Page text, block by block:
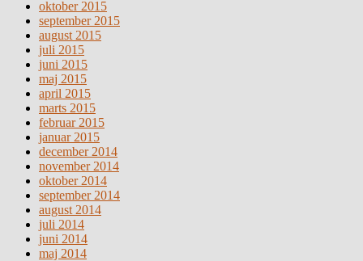
oktober 2015
september 2015
august 2015
juli 2015
juni 2015
maj 2015
april 2015
marts 2015
februar 2015
januar 2015
december 2014
november 2014
oktober 2014
september 2014
august 2014
juli 2014
juni 2014
maj 2014